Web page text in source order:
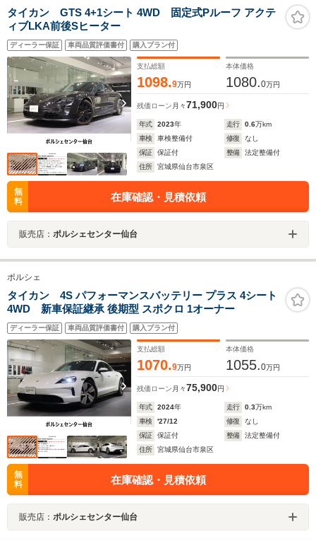
タイカン GTS 4+1シート 4WD 固定式Pルーフ アクテ
ィブLKA前後Sヒーター
ディーラー保証 車両品質評価書付 購入プラン付
支払総額
1098.9万円
本体価格
1080.0万円
残価ローン 月々71,900円
年式 2023年 走行 0.6万km
車検
車検整備付 修復
なし
保証
保証付 整備
法定整備付
住所
宮城県仙台市泉区
無
料
在庫確認・見積依頼
販売店： ポルシェセンター仙台
ポルシェ
タイカン 4S パフォーマンスバッテリー プラス 4シート
4WD 新車保証継承 後期型 スポクロ 1オーナー
ディーラー保証 車両品質評価書付 購入プラン付
支払総額
1070.9万円
本体価格
1055.0万円
残価ローン 月々75,900円
年式 2024年 走行 0.3万km
車検
'27/12 修復
なし
保証
保証付 整備
法定整備付
住所
宮城県仙台市泉区
無
料
在庫確認・見積依頼
販売店： ポルシェセンター仙台